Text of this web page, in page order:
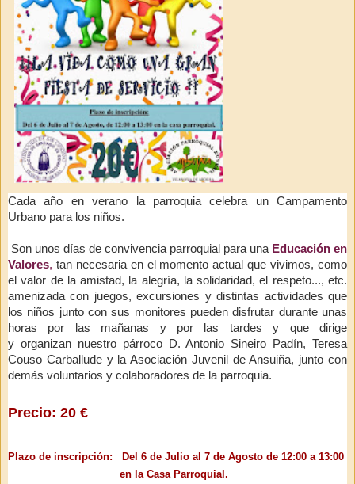
Cada año en verano la parroquia celebra un Campamento
Urbano para los niños.
Son unos días de convivencia parroquial para una Educación en
Valores, tan necesaria en el momento actual que vivimos, como
el valor de la amistad, la alegría, la solidaridad, el respeto..., etc.
amenizada con juegos, excursiones y distintas actividades que
los niños junto con sus monitores pueden disfrutar durante unas
horas por las mañanas y por las tardes y que dirige
y organizan nuestro párroco D. Antonio Sineiro Padín, Teresa
Couso Carballude y la Asociación Juvenil de Ansuiña, junto con
demás voluntarios y colaboradores de la parroquia.
Precio: 20 €
Plazo de inscripción: Del 6 de Julio al 7 de Agosto de 12:00 a 13:00
en la Casa Parroquial.